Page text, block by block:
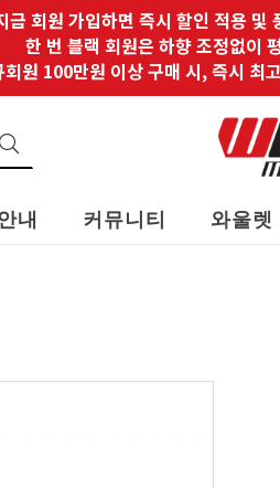
금 회원 가입하면 즉시 할인 적용 및
한 번 블랙 회원은 하향 조정없이
회원 100만원 이상 구매 시, 즉시 최
내 커뮤니티 와울렛